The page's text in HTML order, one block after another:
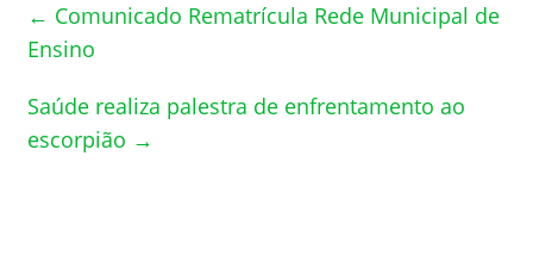
← Comunicado Rematrícula Rede Municipal de
Ensino
Saúde realiza palestra de enfrentamento ao
escorpião →